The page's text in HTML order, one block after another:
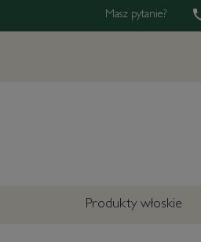
Masz pytanie?
Produkty włoskie